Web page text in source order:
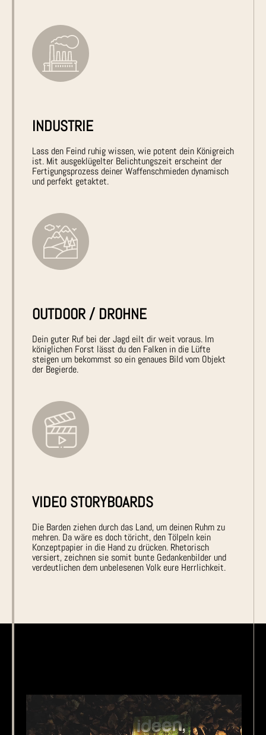
INDUSTRIE
Lass den Feind ruhig wissen, wie potent dein Königreich
ist. Mit ausgeklügelter Belichtungszeit erscheint der
Fertigungsprozess deiner Waffenschmieden dynamisch
und perfekt getaktet.
OUTDOOR / DROHNE
Dein guter Ruf bei der Jagd eilt dir weit voraus. Im
königlichen Forst lässt du den Falken in die Lüfte
steigen um bekommst so ein genaues Bild vom Objekt
der Begierde.
VIDEO STORYBOARDS
Die Barden ziehen durch das Land, um deinen Ruhm zu
mehren. Da wäre es doch töricht, den Tölpeln kein
Konzeptpapier in die Hand zu drücken. Rhetorisch
versiert, zeichnen sie somit bunte Gedankenbilder und
verdeutlichen dem unbelesenen Volk eure Herrlichkeit.